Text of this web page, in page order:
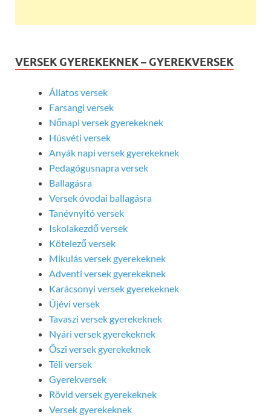
VERSEK GYEREKEKNEK – GYEREKVERSEK
Állatos versek
Farsangi versek
Nőnapi versek gyerekeknek
Húsvéti versek
Anyák napi versek gyerekeknek
Pedagógusnapra versek
Ballagásra
Versek óvodai ballagásra
Tanévnyitó versek
Iskolakezdő versek
Kötelező versek
Mikulás versek gyerekeknek
Adventi versek gyerekeknek
Karácsonyi versek gyerekeknek
Újévi versek
Tavaszi versek gyerekeknek
Nyári versek gyerekeknek
Őszi versek gyerekeknek
Téli versek
Gyerekversek
Rövid versek gyerekeknek
Versek gyerekeknek